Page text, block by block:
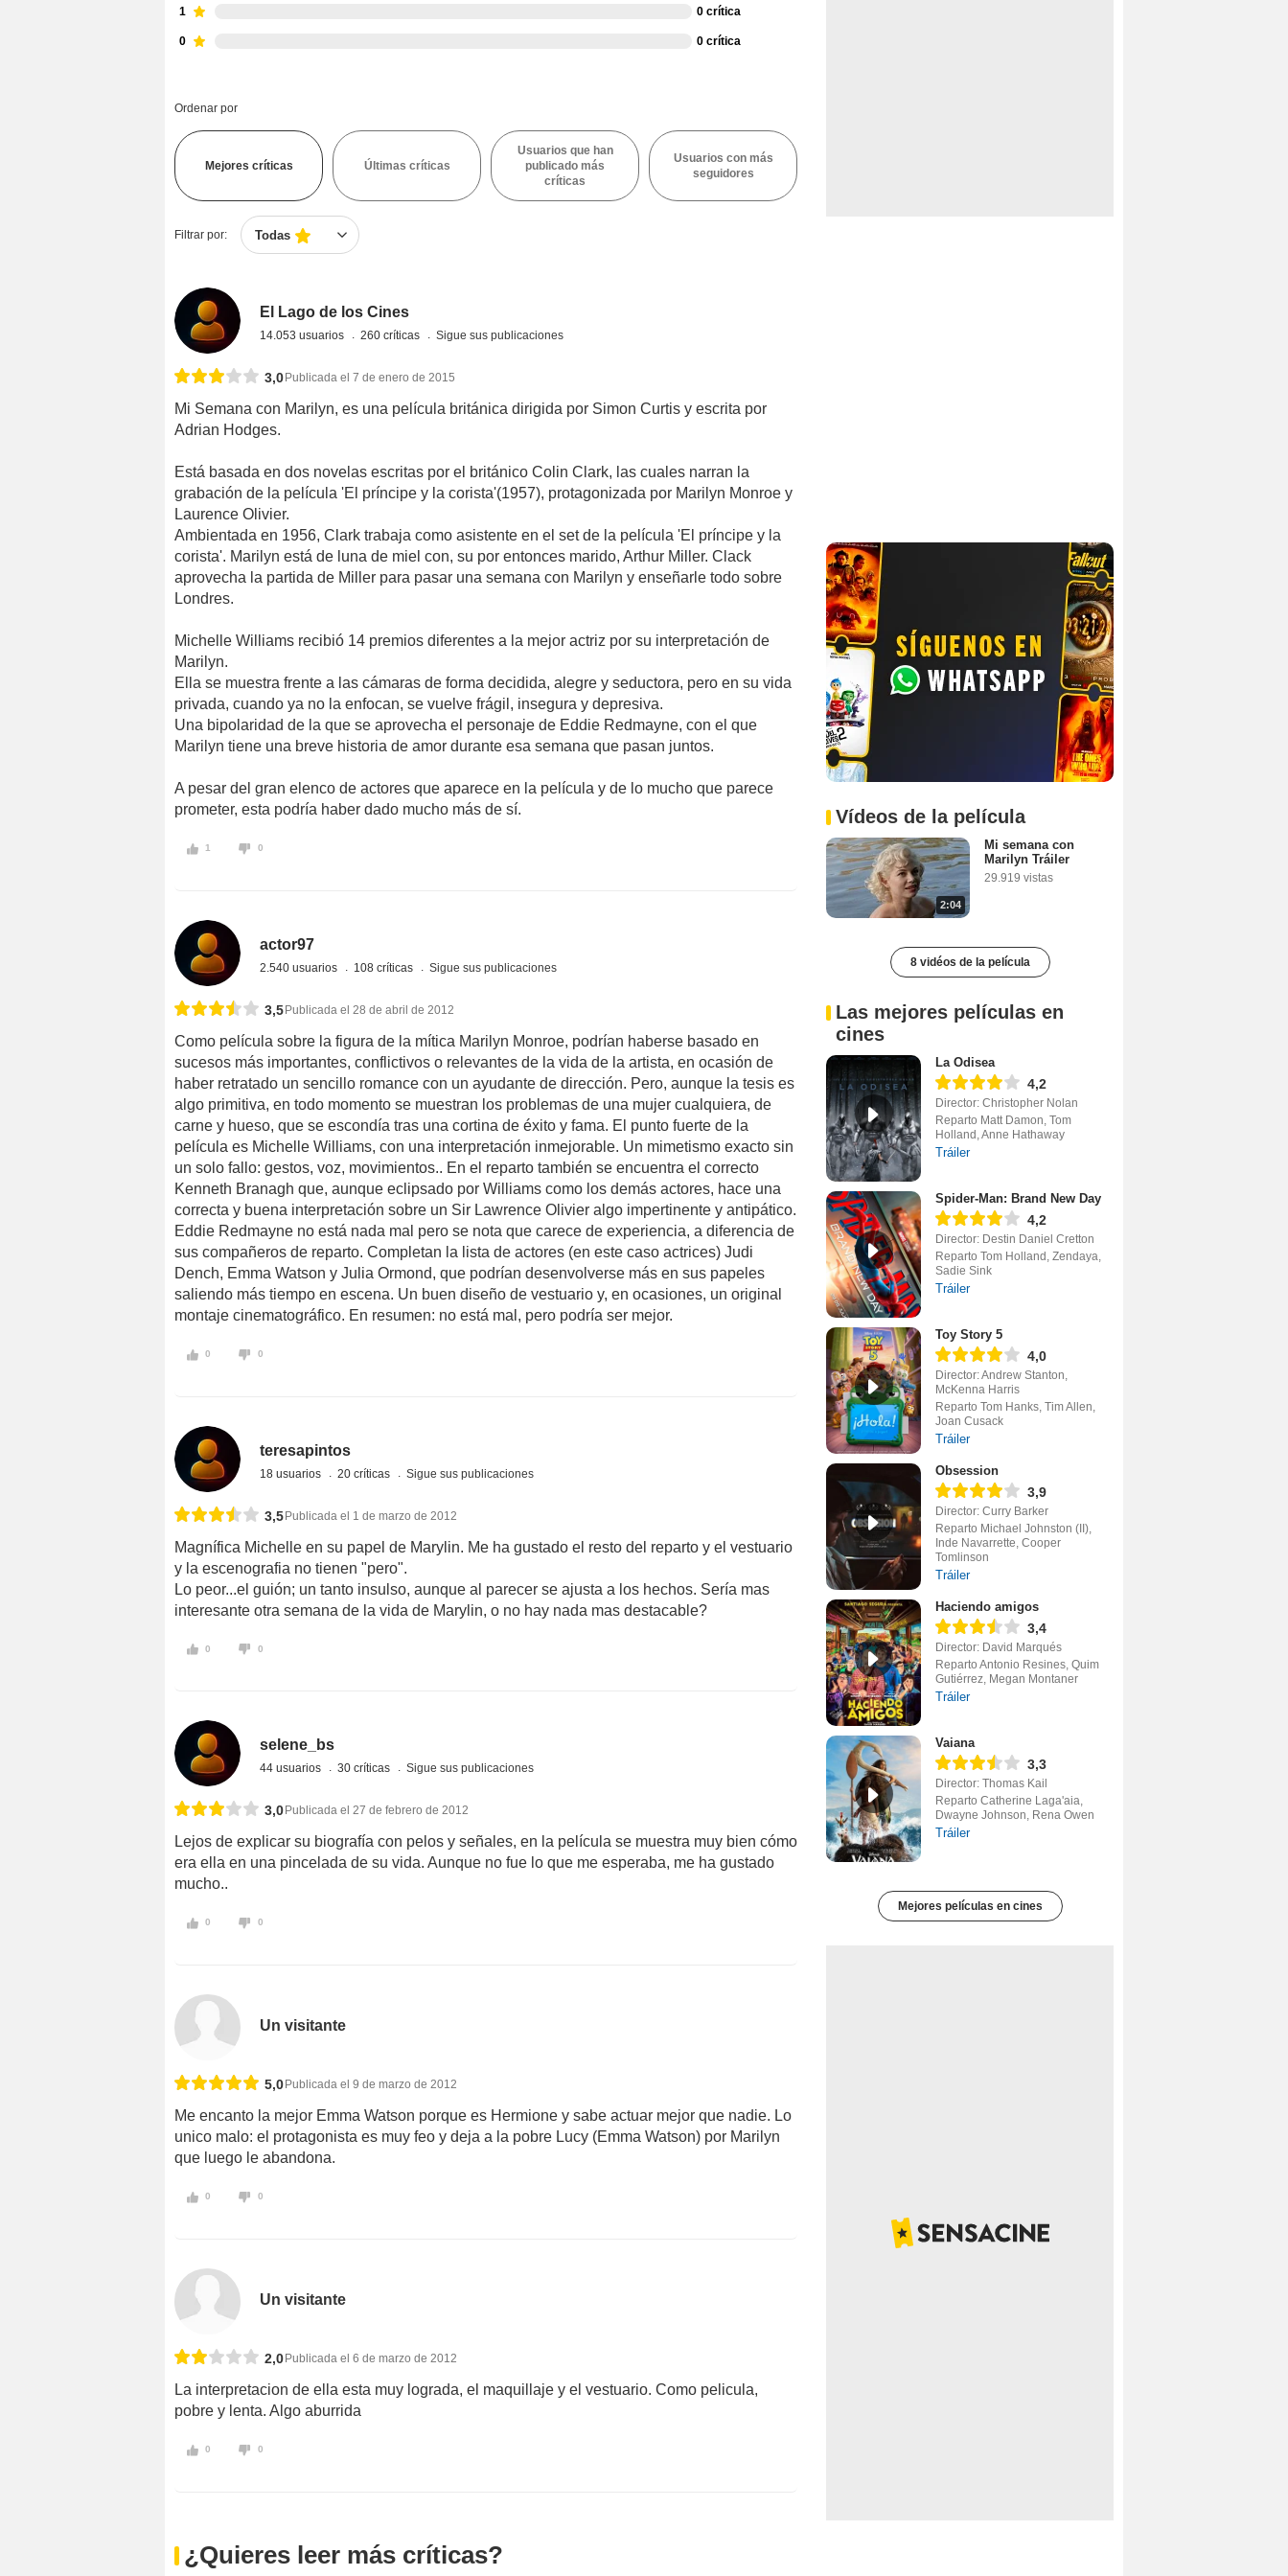
1 0 crítica
0 0 crítica
Ordenar por
Mejores críticas Últimas críticas
Usuarios que han
publicado más
críticas
Usuarios con más
seguidores
Filtrar por: Todas
El Lago de los Cines
14.053 usuarios 260 críticas Sigue sus publicaciones
3,0 Publicada el 7 de enero de 2015
Mi Semana con Marilyn, es una película británica dirigida por Simon Curtis y escrita por
Adrian Hodges.
Está basada en dos novelas escritas por el británico Colin Clark, las cuales narran la
grabación de la película 'El príncipe y la corista'(1957), protagonizada por Marilyn Monroe y
Laurence Olivier.
Ambientada en 1956, Clark trabaja como asistente en el set de la película 'El príncipe y la
corista'. Marilyn está de luna de miel con, su por entonces marido, Arthur Miller. Clack
aprovecha la partida de Miller para pasar una semana con Marilyn y enseñarle todo sobre
Londres.
Michelle Williams recibió 14 premios diferentes a la mejor actriz por su interpretación de
Marilyn.
Ella se muestra frente a las cámaras de forma decidida, alegre y seductora, pero en su vida
privada, cuando ya no la enfocan, se vuelve frágil, insegura y depresiva.
Una bipolaridad de la que se aprovecha el personaje de Eddie Redmayne, con el que
Marilyn tiene una breve historia de amor durante esa semana que pasan juntos.
A pesar del gran elenco de actores que aparece en la película y de lo mucho que parece
prometer, esta podría haber dado mucho más de sí.
1 0
actor97
2.540 usuarios 108 críticas Sigue sus publicaciones
3,5Publicada el 28 de abril de 2012
Como película sobre la figura de la mítica Marilyn Monroe, podrían haberse basado en
sucesos más importantes, conflictivos o relevantes de la vida de la artista, en ocasión de
haber retratado un sencillo romance con un ayudante de dirección. Pero, aunque la tesis es
algo primitiva, en todo momento se muestran los problemas de una mujer cualquiera, de
carne y hueso, que se escondía tras una cortina de éxito y fama. El punto fuerte de la
película es Michelle Williams, con una interpretación inmejorable. Un mimetismo exacto sin
un solo fallo: gestos, voz, movimientos.. En el reparto también se encuentra el correcto
Kenneth Branagh que, aunque eclipsado por Williams como los demás actores, hace una
correcta y buena interpretación sobre un Sir Lawrence Olivier algo impertinente y antipático.
Eddie Redmayne no está nada mal pero se nota que carece de experiencia, a diferencia de
sus compañeros de reparto. Completan la lista de actores (en este caso actrices) Judi
Dench, Emma Watson y Julia Ormond, que podrían desenvolverse más en sus papeles
saliendo más tiempo en escena. Un buen diseño de vestuario y, en ocasiones, un original
montaje cinematográfico. En resumen: no está mal, pero podría ser mejor.
0 0
teresapintos
18 usuarios 20 críticas Sigue sus publicaciones
3,5Publicada el 1 de marzo de 2012
Magnífica Michelle en su papel de Marylin. Me ha gustado el resto del reparto y el vestuario
y la escenografia no tienen "pero".
Lo peor...el guión; un tanto insulso, aunque al parecer se ajusta a los hechos. Sería mas
interesante otra semana de la vida de Marylin, o no hay nada mas destacable?
0 0
selene_bs
44 usuarios 30 críticas Sigue sus publicaciones
3,0 Publicada el 27 de febrero de 2012
Lejos de explicar su biografía con pelos y señales, en la película se muestra muy bien cómo
era ella en una pincelada de su vida. Aunque no fue lo que me esperaba, me ha gustado
mucho..
0 0
Un visitante
5,0 Publicada el 9 de marzo de 2012
Me encanto la mejor Emma Watson porque es Hermione y sabe actuar mejor que nadie. Lo
unico malo: el protagonista es muy feo y deja a la pobre Lucy (Emma Watson) por Marilyn
que luego le abandona.
0 0
Un visitante
2,0 Publicada el 6 de marzo de 2012
La interpretacion de ella esta muy lograda, el maquillaje y el vestuario. Como pelicula,
pobre y lenta. Algo aburrida
0 0
¿Quieres leer más críticas?
Vídeos de la película
2:04
Mi semana con
Marilyn Tráiler
29.919 vistas
8 vidéos de la película
Las mejores películas en
cines
La Odisea
4,2
Director: Christopher Nolan
Reparto Matt Damon, Tom
Holland, Anne Hathaway
Tráiler
Spider-Man: Brand New Day
4,2
Director: Destin Daniel Cretton
Reparto Tom Holland, Zendaya,
Sadie Sink
Tráiler
Toy Story 5
4,0
Director: Andrew Stanton,
McKenna Harris
Reparto Tom Hanks, Tim Allen,
Joan Cusack
Tráiler
Obsession
3,9
Director: Curry Barker
Reparto Michael Johnston (II),
Inde Navarrette, Cooper
Tomlinson
Tráiler
Haciendo amigos
3,4
Director: David Marqués
Reparto Antonio Resines, Quim
Gutiérrez, Megan Montaner
Tráiler
Vaiana
3,3
Director: Thomas Kail
Reparto Catherine Laga'aia,
Dwayne Johnson, Rena Owen
Tráiler
Mejores películas en cines